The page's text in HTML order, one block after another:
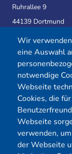
Wir
eine Auswahl
notwendige
Webseite
Cookies, die
Webseite
verwenden,
der Webseite
Ruhrallee 9
44139 Dortmund
Telefon:0231
E-Mail:
(Mo.-Fr.9-17 Uhr)
Menü
Cybersecurity